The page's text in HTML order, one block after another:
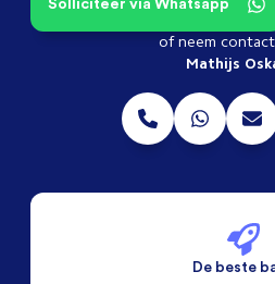
of neem
Mathijs
De beste